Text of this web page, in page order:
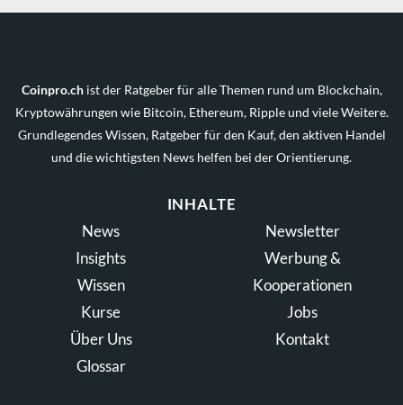
Coinpro.chist der Ratgeber für alle Themen rund um Blockchain,
Kryptowährungen wie Bitcoin, Ethereum, Ripple und viele Weitere.
Grundlegendes Wissen, Ratgeber für den Kauf, den aktiven Handel
und die wichtigsten News helfen bei der Orientierung.
INHALTE
News
Insights
Wissen
Kurse
Über Uns
Glossar
Newsletter
Werbung &
Kooperationen
Jobs
Kontakt